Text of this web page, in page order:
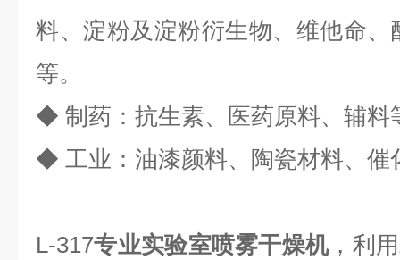
料、淀粉及淀粉衍生物、维他命
等。
◆ 制药：抗生素、医药原料、辅料
◆ 工业：油漆颜料、陶瓷材料、催
L-317专业实验室喷雾干燥机， 利